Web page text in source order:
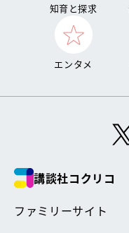
知育と探求
エンタメ
講談社コクリコ
ファミリーサイト